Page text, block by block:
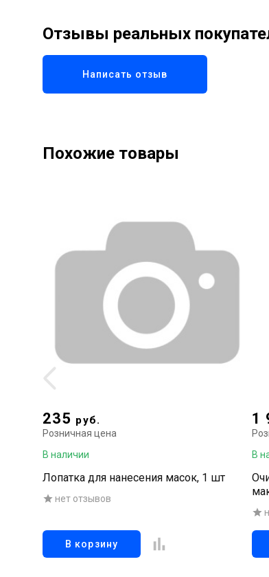
Отзывы реальных
Написать отзыв
Похожие товары
235 руб.
Розничная цена
В наличии
Лопатка для нанесения масок, 1 шт
нет отзывов
В корзину
1
В